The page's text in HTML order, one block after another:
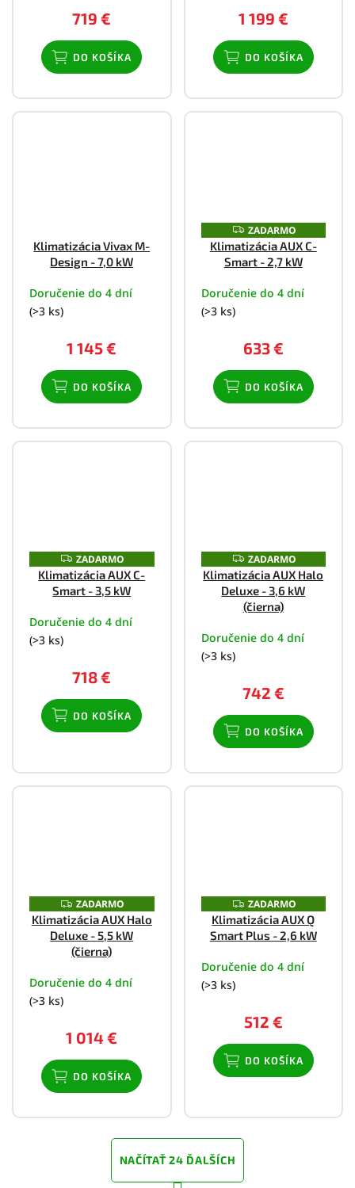
719 €
DO KOŠÍKA
1 199 €
DO KOŠÍKA
Klimatizácia Vivax M-
Design - 7,0 kW
Doručenie do 4 dní
(>3 ks)
1 145 €
DO KOŠÍKA
Z
A
D
A
O
ZADARMO
Klimatizácia AUX C-
Smart - 2,7 kW
Doručenie do 4 dní
(>3 ks)
633 €
DO KOŠÍKA
Z
A
D
A
O
ZADARMO
Klimatizácia AUX C-
Smart - 3,5 kW
Doručenie do 4 dní
(>3 ks)
718 €
DO KOŠÍKA
Z
A
D
A
R
M
ZADARMO
Klimatizácia AUX Halo
Deluxe - 3,6 kW
(čierna)
Doručenie do 4 dní
(>3 ks)
742 €
DO KOŠÍKA
Z
A
D
A
R
M
ZADARMO
Klimatizácia AUX Halo
Deluxe - 5,5 kW
(čierna)
Doručenie do 4 dní
(>3 ks)
1 014 €
DO KOŠÍKA
Z
A
D
A
O
ZADARMO
Klimatizácia AUX Q
Smart Plus - 2,6 kW
Doručenie do 4 dní
(>3 ks)
512 €
DO KOŠÍKA
NAČÍTAŤ 24 ĎALŠÍCH